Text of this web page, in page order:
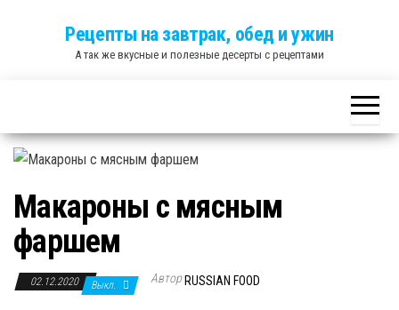
Рецепты на завтрак, обед и ужин
А так же вкусные и полезные десерты с рецептами
Макароны с мясным
фаршем
02.12.2020 Выкл. Автор RUSSIAN FOOD